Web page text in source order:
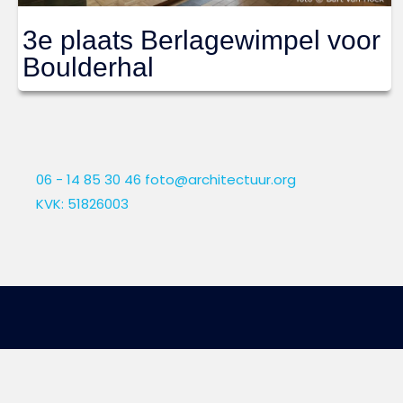
3e plaats Berlagewimpel voor
Boulderhal
06 - 14 85 30 46 foto@architectuur.org
KVK: 51826003